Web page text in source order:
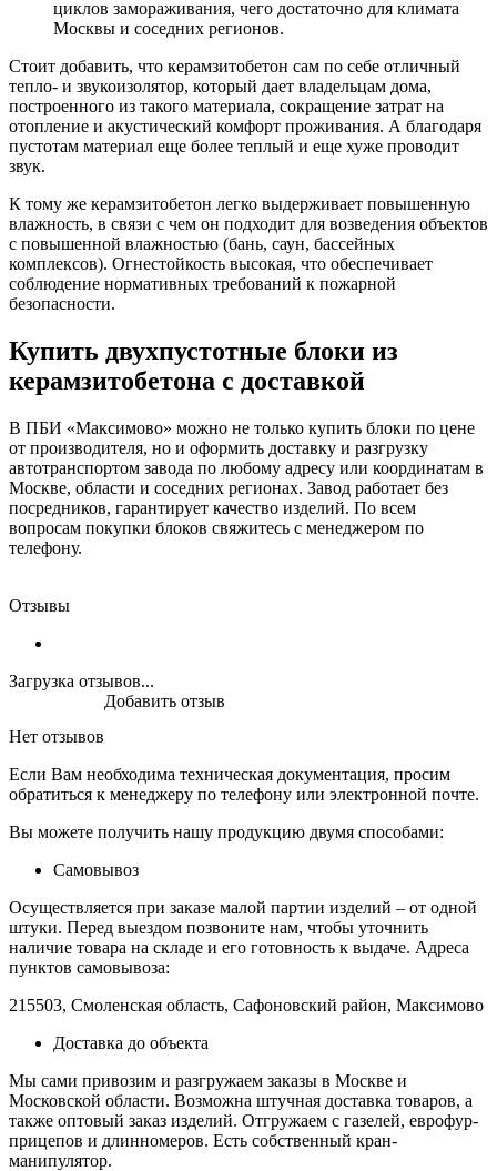
циклов замораживания, чего достаточно для климата
Москвы и соседних регионов.
Стоит добавить, что керамзитобетон сам по себе отличный
тепло- и звукоизолятор, который дает владельцам дома,
построенного из такого материала, сокращение затрат на
отопление и акустический комфорт проживания. А благодаря
пустотам материал еще более теплый и еще хуже проводит
звук.
К тому же керамзитобетон легко выдерживает повышенную
влажность, в связи с чем он подходит для возведения объектов
с повышенной влажностью (бань, саун, бассейных
комплексов). Огнестойкость высокая, что обеспечивает
соблюдение нормативных требований к пожарной
безопасности.
Купить двухпустотные блоки из
керамзитобетона с доставкой
В ПБИ «Максимово» можно не только купить блоки по цене
от производителя, но и оформить доставку и разгрузку
автотранспортом завода по любому адресу или координатам в
Москве, области и соседних регионах. Завод работает без
посредников, гарантирует качество изделий. По всем
вопросам покупки блоков свяжитесь с менеджером по
телефону.
Отзывы
Загрузка отзывов...
Нет отзывов
Добавить отзыв
Если Вам необходима техническая документация, просим
обратиться к менеджеру по телефону или электронной почте.
Вы можете получить нашу продукцию двумя способами:
Самовывоз
Осуществляется при заказе малой партии изделий – от одной
штуки. Перед выездом позвоните нам, чтобы уточнить
наличие товара на складе и его готовность к выдаче. Адреса
пунктов самовывоза:
215503, Смоленская область, Сафоновский район, Максимово
Доставка до объекта
Мы сами привозим и разгружаем заказы в Москве и
Московской области. Возможна штучная доставка товаров, а
также оптовый заказ изделий. Отгружаем с газелей, еврофур-
прицепов и длинномеров. Есть собственный кран-
манипулятор.